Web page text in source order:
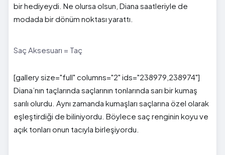
bir hediyeydi. Ne olursa olsun, Diana saatleriyle de
modada bir dönüm noktası yarattı.
Saç Aksesuarı = Taç
[gallery size="full" columns="2" ids="238979,238974"]
Diana’nın taçlarında saçlarının tonlarında sarı bir kumaş
sarılı olurdu. Aynı zamanda kumaşları saçlarına özel olarak
eşleştirdiği de biliniyordu. Böylece saç renginin koyu ve
açık tonları onun tacıyla birleşiyordu.